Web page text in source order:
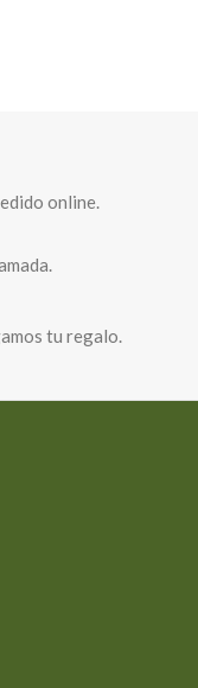
online.
tu regalo.